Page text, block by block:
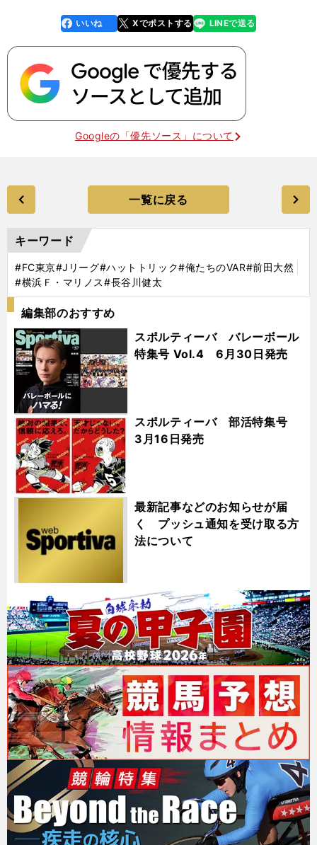
faceboo
k
いいね Xでポストする
line LINEで送る
Googleの「優先ソース」について
一覧に戻る
キーワード
#FC東京#Jリーグ#ハットトリック#俺たちのVAR#前田大然
#横浜Ｆ・マリノス#長谷川健太
編集部のおすすめ
スポルティーバ バレーボール
特集号 Vol.4 6月30日発売
スポルティーバ 部活特集号
3月16日発売
最新記事などのお知らせが届
く プッシュ通知を受け取る方
法について